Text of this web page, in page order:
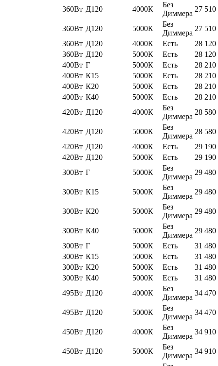
360Вт Д120 4000К
Без
Диммера
27 510
360Вт Д120 5000К
Без
Диммера
27 510
360Вт Д120 4000К Есть
28 120
360Вт Д120 5000К Есть
28 120
400Вт Г 5000К Есть
28 210
400Вт К15 5000К Есть
28 210
400Вт К20 5000К Есть
28 210
400Вт К40 5000К Есть
28 210
420Вт Д120 4000К
Без
Диммера
28 580
420Вт Д120 5000К
Без
Диммера
28 580
420Вт Д120 4000К Есть
29 190
420Вт Д120 5000К Есть
29 190
300Вт Г 5000К
Без
Диммера
29 480
300Вт К15 5000К
Без
Диммера
29 480
300Вт К20 5000К
Без
Диммера
29 480
300Вт К40 5000К
Без
Диммера
29 480
300Вт Г 5000К Есть
31 480
300Вт К15 5000К Есть
31 480
300Вт К20 5000К Есть
31 480
300Вт К40 5000К Есть
31 480
495Вт Д120 4000К
Без
Диммера
34 470
495Вт Д120 5000К
Без
Диммера
34 470
450Вт Д120 4000К
Без
Диммера
34 910
450Вт Д120 5000К
Без
Диммера
34 910